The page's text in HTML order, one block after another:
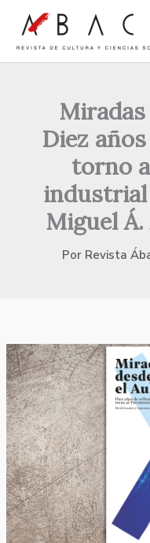
contenido
Miradas
Diez
torno
industrial
Miguel
Por Revista